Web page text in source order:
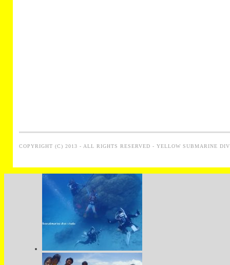
COPYRIGHT (C) 2013 - ALL RIGHTS RESERVED - YELLOW SUBMARINE